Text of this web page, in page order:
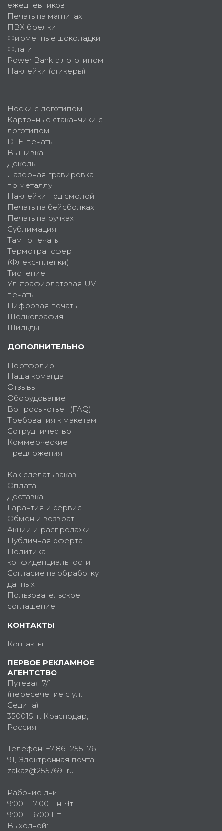
ежедневников
Печать на магнитах
ПВХ брелки
Фирменные шоколадки
Флаги
Power Bank с логотипом
Наклейки (стикеры)
Носки с логотипом
Картонные стаканчики с
логотипом
DTF-печать
Вышивка
Деколь
Лазерная гравировка
по металлу
Наклейки под смолой
Печать на бейсболках
Печать на ручках
Сублимация
Тампопечать
Термотрансфер
(Флекс-пленки)
Тиснение
Ультрафиолетовая UV-
печать
Цифровая печать
Шелкография
Шильды
ДОПОЛНИТЕЛЬНО
Портфолио
Наша команда
Отзывы
Оборудование
Вопросы-ответ (FAQ)
Требования к макетам
Сотрудничество
Коммерческие
предложения
Как сделать заказ
Оплата
Доставка
Гарантия и сервис
Обмен и возврат
Акции и распродажи
Публичная оферта
Политика
конфиденциальности
Согласие на обработку
данных
Пользовательское
соглашение
КОНТАКТЫ
Контакты
ПЕРВОЕ РЕКЛАМНОЕ
АГЕНТСТВО
Путевая 7/1
(пересечение с ул.
Седина)
350015, г. Краснодар,
Россия
Телефон: +7 861 255–76–
91, Электронная почта:
zakaz@2557691.ru
Рабочие дни:
9:00 - 17:00 Пн-Чт
9:00 - 16:00 Пт
Выходной: